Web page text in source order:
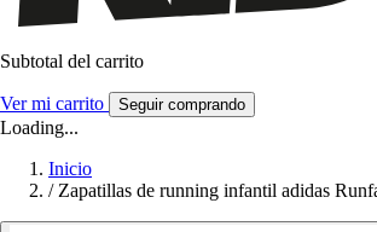
Subtotal del carrito
Ver mi carrito Seguir comprando
Loading...
Inicio
/ Zapatillas de running infantil adidas